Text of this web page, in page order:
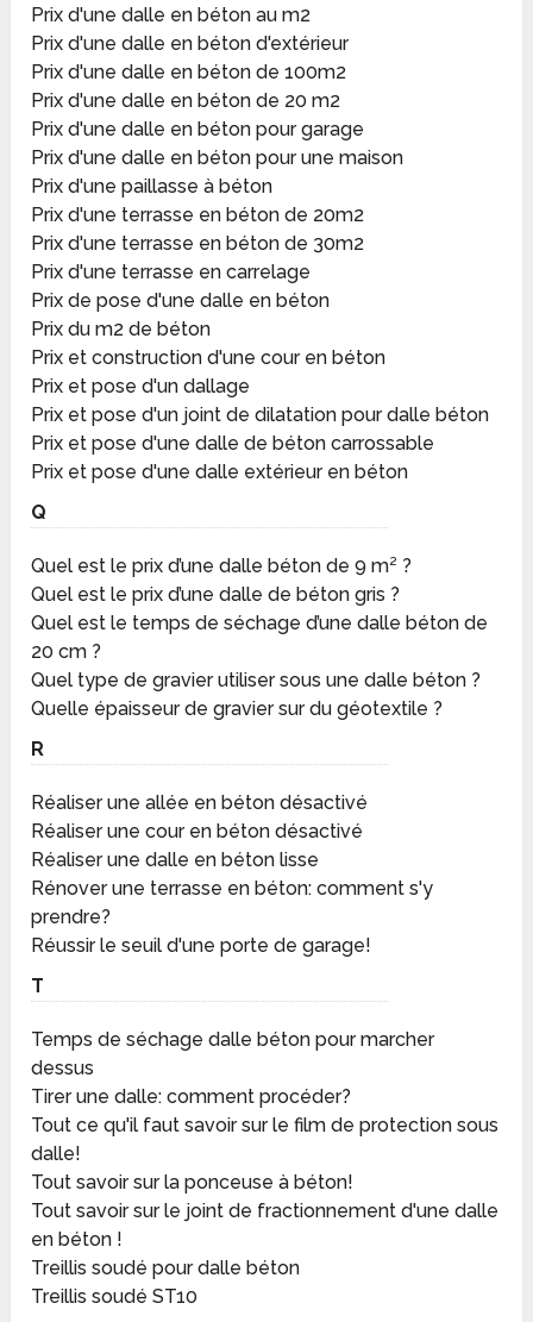
Prix d'une dalle en béton au m2
Prix d'une dalle en béton d'extérieur
Prix d'une dalle en béton de 100m2
Prix d'une dalle en béton de 20 m2
Prix d'une dalle en béton pour garage
Prix d'une dalle en béton pour une maison
Prix d'une paillasse à béton
Prix d'une terrasse en béton de 20m2
Prix d'une terrasse en béton de 30m2
Prix d'une terrasse en carrelage
Prix de pose d'une dalle en béton
Prix du m2 de béton
Prix et construction d'une cour en béton
Prix et pose d'un dallage
Prix et pose d'un joint de dilatation pour dalle béton
Prix et pose d'une dalle de béton carrossable
Prix et pose d'une dalle extérieur en béton
Q
Quel est le prix d’une dalle béton de 9 m² ?
Quel est le prix d’une dalle de béton gris ?
Quel est le temps de séchage d’une dalle béton de
20 cm ?
Quel type de gravier utiliser sous une dalle béton ?
Quelle épaisseur de gravier sur du géotextile ?
R
Réaliser une allée en béton désactivé
Réaliser une cour en béton désactivé
Réaliser une dalle en béton lisse
Rénover une terrasse en béton: comment s'y
prendre?
Réussir le seuil d'une porte de garage!
T
Temps de séchage dalle béton pour marcher
dessus
Tirer une dalle: comment procéder?
Tout ce qu'il faut savoir sur le film de protection sous
dalle!
Tout savoir sur la ponceuse à béton!
Tout savoir sur le joint de fractionnement d'une dalle
en béton !
Treillis soudé pour dalle béton
Treillis soudé ST10